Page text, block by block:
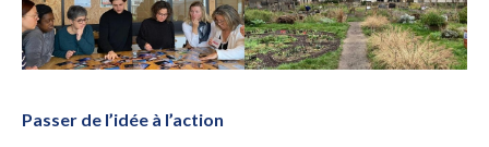
Passer de l’idée à l’action